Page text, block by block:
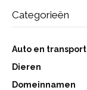
Categorieën
Auto en transport
Dieren
Domeinnamen